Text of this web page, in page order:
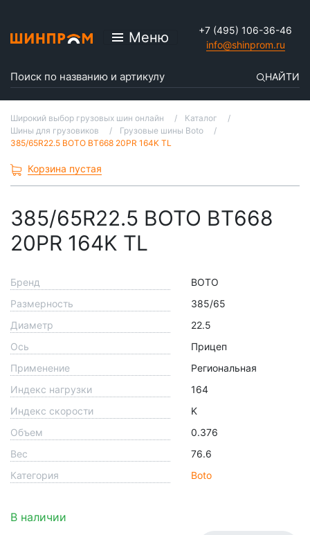
Меню
+7 (495) 106-36-46
info@shinprom.ru
НАЙТИ
Широкий выбор грузовых шин онлайн
Каталог
Шины для грузовиков
Грузовые шины Boto
385/65R22.5 BOTO BT668 20PR 164K TL
Корзина пустая
385/65R22.5 BOTO BT668
20PR 164K TL
Бренд
BOTO
Размерность
385/65
Диаметр
22.5
Ось
Прицеп
Применение
Региональная
Индекс нагрузки
164
Индекс скорости
K
Объем
0.376
Вес
76.6
Категория
Boto
В наличии